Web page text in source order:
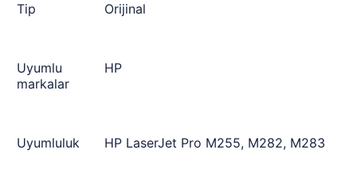
Tip Orijinal
Uyumlu
markalar
HP
Uyumluluk HP LaserJet Pro M255, M282, M283